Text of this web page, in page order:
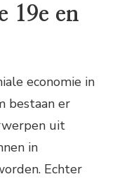
19e en
economie in
bestaan er
uit
in
Echter